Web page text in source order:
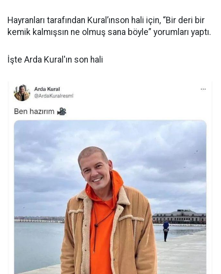
Hayranları tarafından Kural’ınson hali için, “Bir deri bir
kemik kalmışsın ne olmuş sana böyle” yorumları yaptı.
İşte Arda Kural'ın son hali